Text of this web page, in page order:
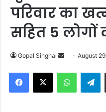
परिवार का
सहित 5 लोगों
Gopal Singhal
n
d
August
Telegram